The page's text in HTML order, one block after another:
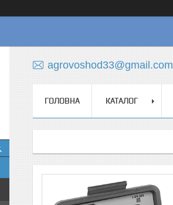
agrovoshod33@gmail.com
ГОЛОВНА КАТАЛОГ